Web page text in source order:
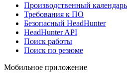
Производственный календарь
Требования к ПО
Безопасный HeadHunter
HeadHunter API
Поиск работы
Поиск по резюме
Мобильное приложение